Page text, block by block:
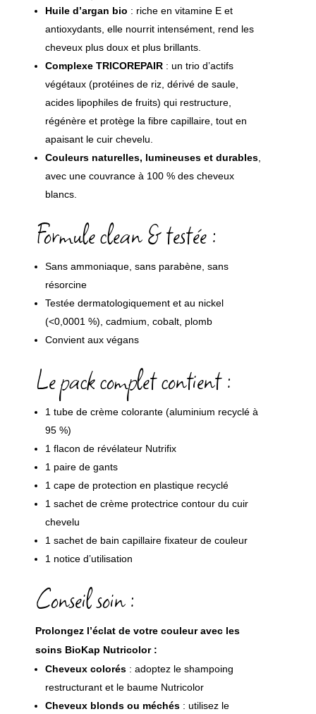
Huile d’argan bio : riche en vitamine E et
antioxydants, elle nourrit intensément, rend les
cheveux plus doux et plus brillants.
Complexe TRICOREPAIR: un trio d’actifs
végétaux (protéines de riz, dérivé de saule,
acides lipophiles de fruits) qui restructure,
régénère et protège la fibre capillaire, tout en
apaisant le cuir chevelu.
Couleurs naturelles, lumineuses et durables,
avec une couvrance à 100 % des cheveux
blancs.
Formule clean & testée :
Sans ammoniaque, sans parabène, sans
résorcine
Testée dermatologiquement et au nickel
(<0,0001 %), cadmium, cobalt, plomb
Convient aux végans
Le pack complet contient :
1 tube de crème colorante (aluminium recyclé à
95 %)
1 flacon de révélateur Nutrifix
1 paire de gants
1 cape de protection en plastique recyclé
1 sachet de crème protectrice contour du cuir
chevelu
1 sachet de bain capillaire fixateur de couleur
1 notice d’utilisation
Conseil soin :
Prolongez l’éclat de votre couleur avec les
soins BioKap Nutricolor :
Cheveux colorés: adoptez le shampoing
restructurantet le baume Nutricolor
Cheveux blonds ou méchés: utilisez le